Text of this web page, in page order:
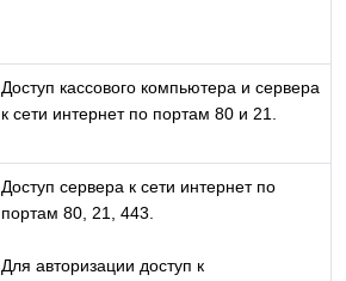
Доступ кассового компьютера и сервера
к сети интернет по портам 80 и 21.
Доступ сервера к сети интернет по
портам 80, 21, 443.
Для авторизации доступ к